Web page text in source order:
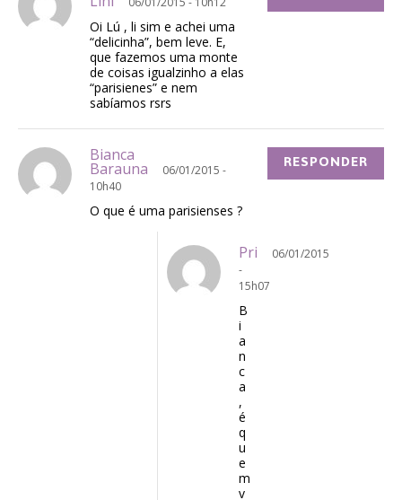
Oi Lú , li sim e achei uma
“delicinha”, bem leve. E,
que fazemos uma monte
de coisas igualzinho a elas
“parisienes” e nem
sabíamos rsrs
Bianca
Barauna
06/01/2015 -
10h40
O que é uma parisienses ?
RESPONDER
Pri
06/01/2015
-
15h07
B
i
a
n
c
a
,
é
q
u
e
m
v